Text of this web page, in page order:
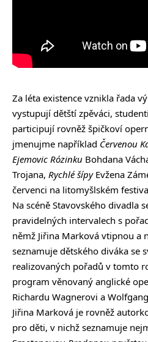
Za léta existence vznikla řada
vystupují dětští zpěváci,
participují rovněž špičkoví
jmenujme například Červenou
Ejemovic Rózinku Bohdana
Trojana, Rychlé šípyEvžena
červenci na litomyšlském
Na scéně Stavovského divadla
pravidelných intervalech s
němž Jiřina Marková vtipnou a
seznamuje dětského diváka se
realizovaných pořadů v tomto
program věnovaný anglické
Richardu Wagnerovi a
Jiřina Marková je rovněž
pro děti, v nichž seznamuje